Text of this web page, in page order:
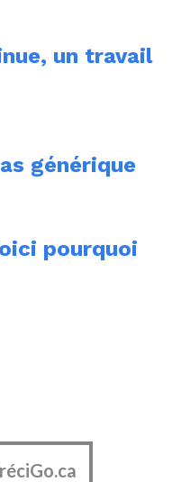
un travail
générique
pourquoi